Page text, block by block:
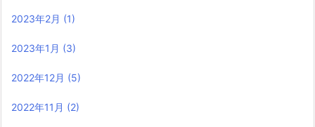
2023年2月 (1)
2023年1月 (3)
2022年12月 (5)
2022年11月 (2)